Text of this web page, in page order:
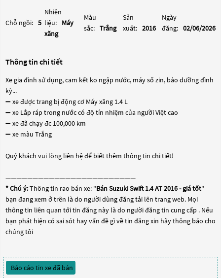
Chỗ ngồi: 5
Nhiên
liệu:
Máy
xăng
Màu
sắc: Trắng
Sản
xuất: 2016
Ngày
đăng: 02/06/2026
Thông tin chi tiết
Xe gia đình sử dụng, cam kết ko ngập nước, máy số zin, bảo dưỡng đình
kỳ...
➖ xe được trang bị động cơ Máy xăng 1.4 L
➖ xe Lắp ráp trong nước có độ tín nhiệm của người Việt cao
➖ xe đã chạy đc 100,000 km
➖ xe màu Trắng
Quý khách vui lòng liên hệ để biết thêm thông tin chi tiết!
————————————————————————
* Chú ý:Thông tin rao bán xe: "Bán Suzuki Swift 1.4 AT 2016 - giá tốt"
bạn đang xem ở trên là do người dùng đăng tải lên trang web. Mọi
thông tin liên quan tới tin đăng này là do người đăng tin cung cấp . Nếu
bạn phát hiện có sai sót hay vấn đề gì về tin đăng xin hãy thông báo cho
chúng tôi
Báo cáo tin xe đã bán